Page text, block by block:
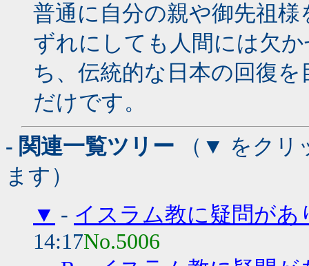
普通に自分の親や御先祖
ずれにしても人間には欠
ち、伝統的な日本の回復
だけです。
- 関連一覧ツリー （▼ をクリ
ます）
▼ - イスラム教に疑問があ
14:17No.5006